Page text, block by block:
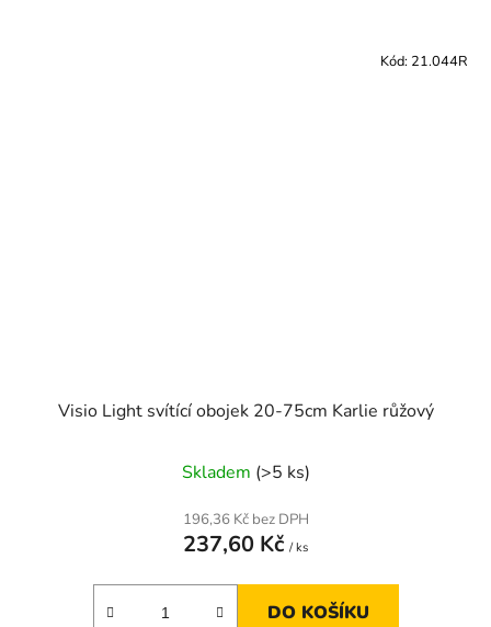
Visio Light svítící obojek 20-75cm Karlie růžový
Skladem (>5 ks)
196,36 Kč bez DPH
237,60 Kč / ks
DO KOŠÍKU
Kód: 21.044R